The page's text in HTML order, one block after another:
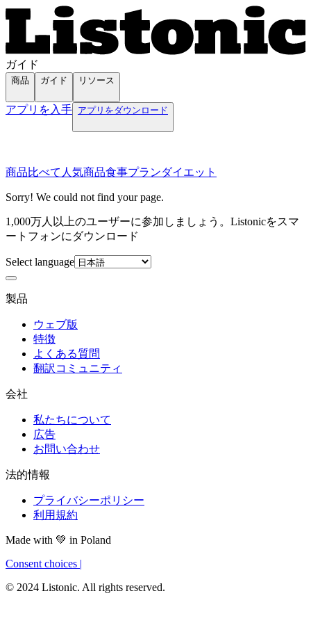
ガイド
商品 ガイド リソース
アプリを入手 アプリをダウンロード
商品比べて 人気商品食事プランダイエット
Sorry! We could not find your page.
1,000万人以上のユーザーに参加しましょう。Listonicをスマ
ートフォンにダウンロード
Select language
製品
ウェブ版
特徴
よくある質問
翻訳コミュニティ
会社
私たちについて
広告
お問い合わせ
法的情報
プライバシーポリシー
利用規約
Made with 💚 in Poland
Consent choices
© 2024 Listonic. All rights reserved.